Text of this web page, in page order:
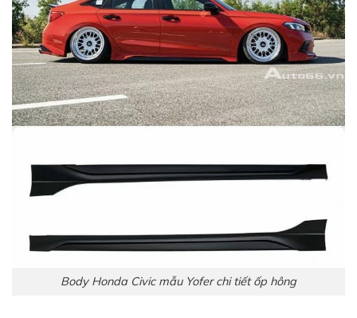
Body Honda Civic mẫu Yofer chi tiết ốp hông